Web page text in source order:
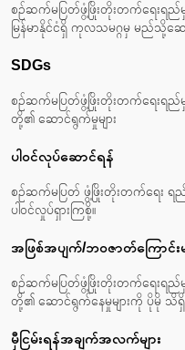
စဉ်ဆက်မပြတ်ဖွံ့ဖြိုးတိုးတက်ရေးရည်မှ
မြန်မာနိုင်ငံရှိ ကုလသမဂ္ဂမှ မည်သို့
SDGs
စဉ်ဆက်မပြတ်ဖွံ့ဖြိုးတိုးတက်ရေးရည်
တို့၏ ဆောင်ရွက်မှုများ
ပါဝင်လုပ်ဆောင်ရန်
စဉ်ဆက်မပြတ် ဖွံ့ဖြိုးတိုးတက်ရေး ရည်
ပါဝင်လှုပ်ရှားကြစို့။
အဖြစ်အပျက်/ဘဝဇာတ်‌ကြောင်းမ
စဉ်ဆက်မပြတ်ဖွံ့ဖြိုးတိုးတက်ရေးရည်
တို့၏ ဆောင်ရွက်နေမှုများကို ပိုမို သိ
မှီငြမ်းရန်အချက်အလက်များ